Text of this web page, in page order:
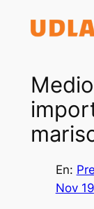
En:
Nov